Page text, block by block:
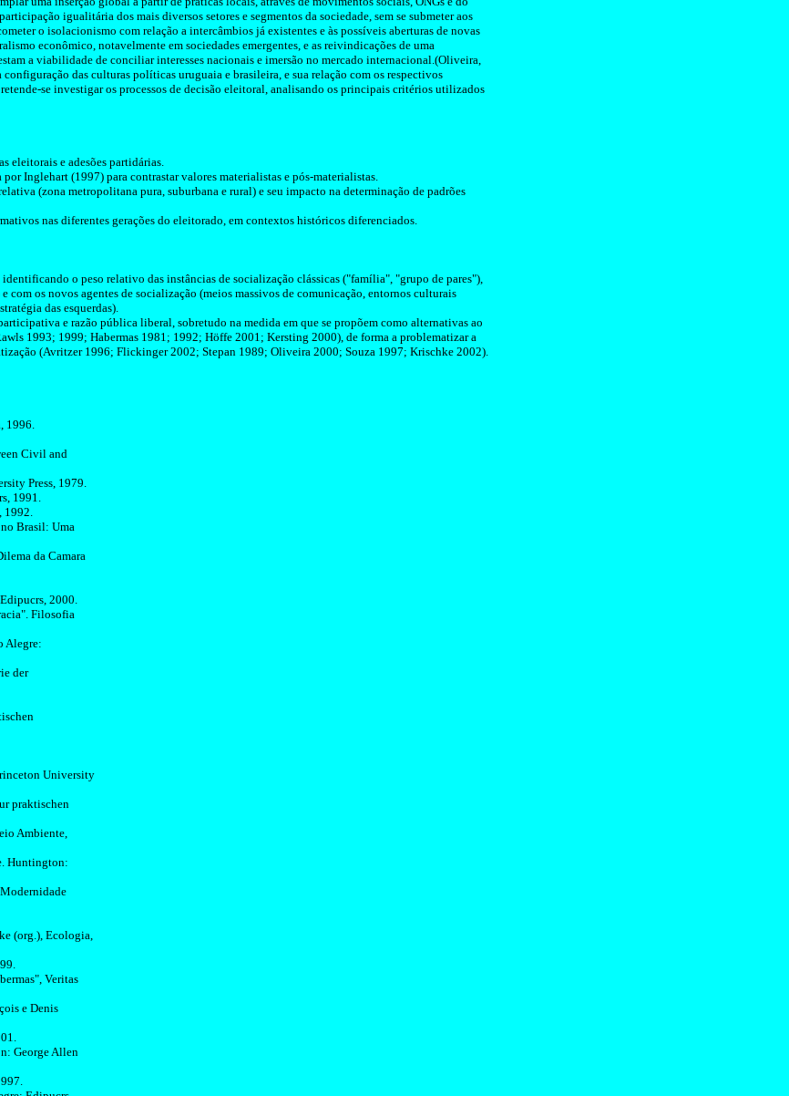
igualitária dos mais diversos setores e segmentos da sociedade, sem se submeter aos
o isolacionismo com relação a intercâmbios já existentes e às possíveis aberturas de novas
econômico, notavelmente em sociedades emergentes, e as reivindicações de uma
a viabilidade de conciliar interesses nacionais e imersão no mercado internacional.(Oliveira,
das culturas políticas uruguaia e brasileira, e sua relação com os respectivos
se investigar os processos de decisão eleitoral, analisando os principais critérios utilizados
eleitorais e adesões partidárias.
porInglehart (1997) para contrastar valores materialistas e pós-materialistas.
(zona metropolitana pura, suburbana e rural) e seu impacto na determinação de padrões
nas diferentes gerações do eleitorado, em contextos históricos diferenciados.
o peso relativo das instâncias de socialização clássicas ("família", "grupo de pares"),
os novos agentes de socialização (meios massivos de comunicação, entornos culturais
das esquerdas).
e razão pública liberal, sobretudo na medida em que se propõem como alternativas ao
1993; 1999; Habermas 1981; 1992; Höffe 2001; Kersting 2000), de forma a problematizar a
(Avritzer1996; Flickinger2002; Stepan 1989; Oliveira 2000; Souza 1997; Krischke 2002).
1996.
Civil and
Press, 1979.
1991.
1992.
Brasil: Uma
da Camara
Edipucrs, 2000.
Filosofia
Alegre:
der
University
praktischen
Ambiente,
Huntington:
(org.), Ecologia,
Veritas
e Denis
George Allen